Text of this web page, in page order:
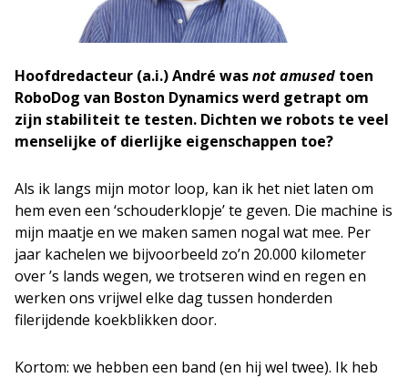
Hoofdredacteur (a.i.) André wasnot amused toen
RoboDog van Boston Dynamics werd getrapt om
zijn stabiliteit te testen. Dichten we robots te veel
menselijke of dierlijke eigenschappen toe?
Als ik langs mijn motor loop, kan ik het niet laten om
hem even een ‘schouderklopje’ te geven. Die machine is
mijn maatje en we maken samen nogal wat mee. Per
jaar kachelen we bijvoorbeeld zo’n 20.000 kilometer
over ’s lands wegen, we trotseren wind en regen en
werken ons vrijwel elke dag tussen honderden
filerijdende koekblikken door.
Kortom: we hebben een band (en hij wel twee). Ik heb